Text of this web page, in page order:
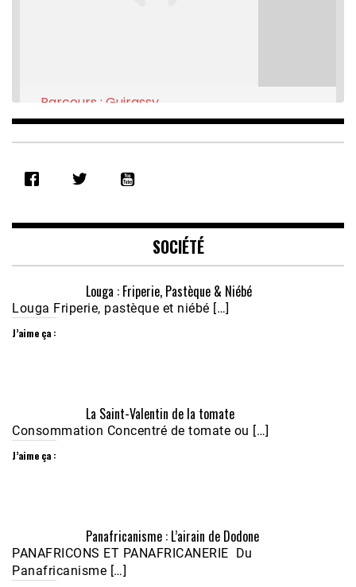
RSS FEED
EMBED
Parcours : Guirassy
Feb 16, 2021 • 28:08
Nobana (Podologue)
Feb 24, 2021 • 28mn
SOCIÉTÉ
Louga : Friperie, Pastèque & Niébé
Louga Friperie, pastèque et niébé […]
J’aime ça :
La Saint-Valentin de la tomate
Consommation Concentré de tomate ou […]
J’aime ça :
Panafricanisme : L’airain de Dodone
PANAFRICONS ET PANAFRICANERIE Du
Panafricanisme […]